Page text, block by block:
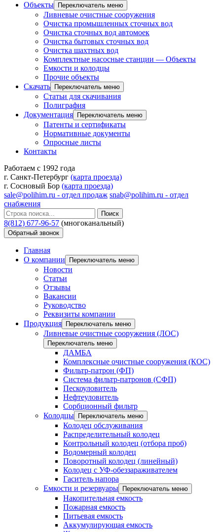
Объекты
Переключатель меню
Ливневые очистные сооружения
Очистка промышленных сточных вод
Очистка сточных вод автомоек
Очистка бытовых сточных вод
Очистка шахтных вод
Комплектные насосные станции — Объекты
Емкости и колодцы
Прочие объекты
Скачать
Переключатель меню
Статьи для скачивания
Полиграфия
Документация
Переключатель меню
Патенты и сертификаты
Нормативные документы
Опросные листы
Контакты
Работаем с 1992 года
г. Санкт-Петербург (карта проезда)
г. Сосновый Бор (карта проезда)
sale@polihim.ru - отдел продаж snab@polihim.ru - отдел
снабжения
Поиск
8(812) 677-96-57 (многоканальный)
Обратный звонок
Главная
О компании
Переключатель меню
Новости
Статьи
Отзывы
Вакансии
Руководство
Реквизиты компании
Продукция
Переключатель меню
Ливневые очистные сооружения (ЛОС)
Переключатель меню
ДАМБА
Комплексные очистные сооружения (КОС)
Фильтр-патрон (ФП)
Система фильтр-патронов (СФП)
Пескоуловитель
Нефтеуловитель
Сорбционный фильтр
Колодцы
Переключатель меню
Колодец обслуживания
Распределительный колодец
Контрольный колодец (отбора проб)
Водомерный колодец
Поворотный колодец (линейный)
Колодец с УФ-обеззараживателем
Гаситель напора
Емкости и резервуары
Переключатель меню
Накопительная емкость
Пожарная емкость
Питьевая емкость
Аккумулирующая емкость